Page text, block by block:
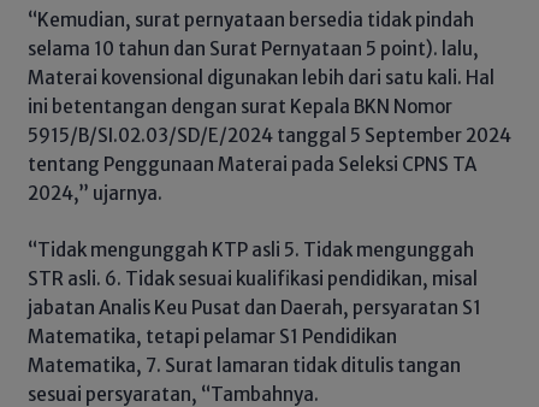
“Kemudian, surat pernyataan bersedia tidak pindah
selama 10 tahun dan Surat Pernyataan 5 point). lalu,
Materai kovensional digunakan lebih dari satu kali. Hal
ini betentangan dengan surat Kepala BKN Nomor
5915/B/SI.02.03/SD/E/2024 tanggal 5 September 2024
tentang Penggunaan Materai pada Seleksi CPNS TA
2024,” ujarnya.
“Tidak mengunggah KTP asli 5. Tidak mengunggah
STR asli. 6. Tidak sesuai kualifikasi pendidikan, misal
jabatan Analis Keu Pusat dan Daerah, persyaratan S1
Matematika, tetapi pelamar S1 Pendidikan
Matematika, 7. Surat lamaran tidak ditulis tangan
sesuai persyaratan, “Tambahnya.